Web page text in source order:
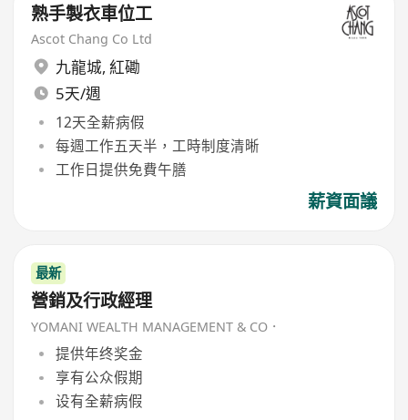
熟手製衣車位工
Ascot Chang Co Ltd
九龍城, 紅磡
5天/週
12天全薪病假
每週工作五天半，工時制度清晰
工作日提供免費午膳
薪資面議
最新
營銷及行政經理
YOMANI WEALTH MANAGEMENT & CO．
提供年终奖金
享有公众假期
设有全薪病假